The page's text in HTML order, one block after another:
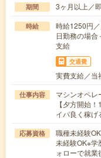
期間 3ヶ月以上／
時給
時給1250円
日勤務の場
支給
交通費
実費支給／当
仕事内容
マシンオペレ
【夕方開始
イパ良く稼
応募資格
職種未経験
未経験OK※学
ォローで就